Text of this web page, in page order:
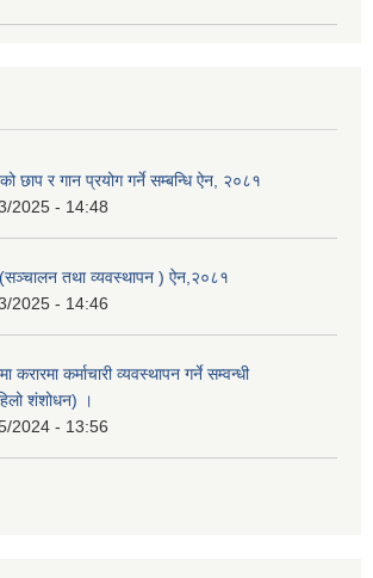
छाप र गान प्रयोग गर्ने सम्बन्धि ऐन, २०८१
2025 - 14:48
तथा व्यवस्थापन ) ऐन,२०८१
2025 - 14:46
करारमा कर्माचारी व्यवस्थापन गर्ने सम्वन्धी
शंशोधन) ।
2024 - 13:56